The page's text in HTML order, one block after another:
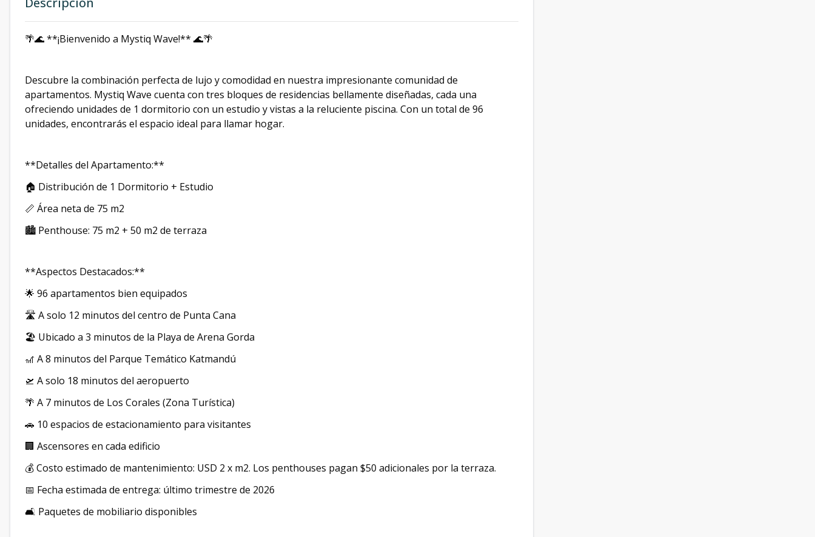
🌴🌊 **¡Bienvenido a Mystiq Wave!** 🌊🌴
Descubre la combinación perfecta de lujo y comodidad en nuestra impresionante comunidad de
apartamentos. Mystiq Wave cuenta con tres bloques de residencias bellamente diseñadas, cada una
ofreciendo unidades de 1 dormitorio con un estudio y vistas a la reluciente piscina. Con un total de 96
unidades, encontrarás el espacio ideal para llamar hogar.
**Detalles del Apartamento:**
🏠 Distribución de 1 Dormitorio + Estudio
📏 Área neta de 75 m2
🏙️ Penthouse: 75 m2 + 50 m2 de terraza
**Aspectos Destacados:**
🌟 96 apartamentos bien equipados
🛣️ A solo 12 minutos del centro de Punta Cana
🏖️ Ubicado a 3 minutos de la Playa de Arena Gorda
🎢 A 8 minutos del Parque Temático Katmandú
🛫 A solo 18 minutos del aeropuerto
🌴 A 7 minutos de Los Corales (Zona Turística)
🚗 10 espacios de estacionamiento para visitantes
🏢 Ascensores en cada edificio
💰 Costo estimado de mantenimiento: USD 2 x m2. Los penthouses pagan $50 adicionales por la terraza.
📅 Fecha estimada de entrega: último trimestre de 2026
🛋️ Paquetes de mobiliario disponibles